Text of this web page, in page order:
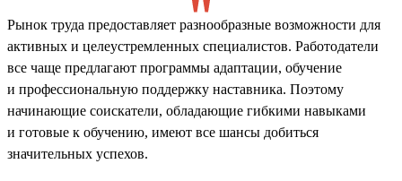
Рынок труда предоставляет разнообразные возможности для
активных и целеустремленных специалистов. Работодатели
все чаще предлагают программы адаптации, обучение
и профессиональную поддержку наставника. Поэтому
начинающие соискатели, обладающие гибкими навыками
и готовые к обучению, имеют все шансы добиться
значительных успехов.